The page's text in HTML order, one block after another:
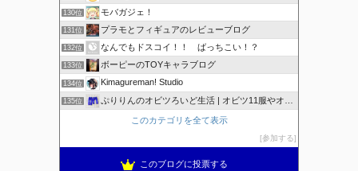
130位 モバガジェ！
131位 プラモとフィギュアのレビューブログ
132位 なんでもドスコイ！！ ばっちこい！？
133位 ボーピーのTOYキャラブログ
134位 Kimagureman! Studio
135位 ぷりりんのオビツろいど生活 | オビツ11服やオリジナルプ…
このカテゴリを全て表示
参加する
このブログに投票する